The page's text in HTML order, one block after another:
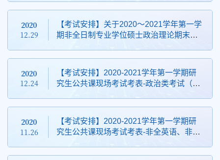
2020
12.29
【考试安排】关于2020～2021学年第一学
期非全日制专业学位硕士政治理论期末考
2020
12.24
【考试安排】2020-2021学年第一学期研
究生公共课现场考试考表-政治类考试（中
2020
11.26
【考试安排】2020-2021学年第一学期研
究生公共课现场考试考表-非全英语、非全